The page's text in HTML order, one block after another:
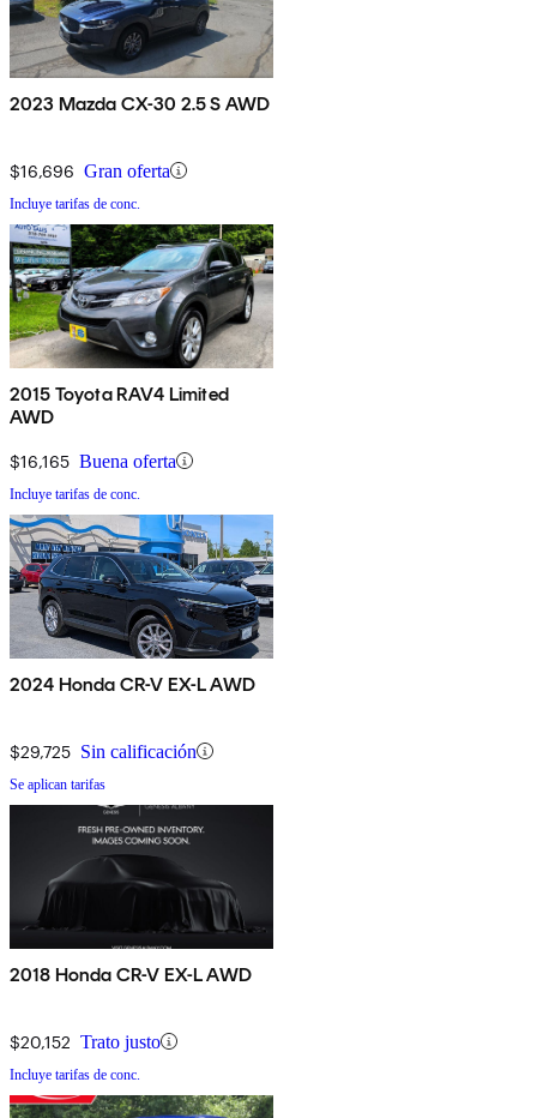
2023 Mazda CX-30 2.5 S AWD
$16,696 Gran oferta
Incluye tarifas de conc.
2015 Toyota RAV4 Limited
AWD
$16,165 Buena oferta
Incluye tarifas de conc.
2024 Honda CR-V EX-L AWD
$29,725 Sin calificación
Se aplican tarifas
2018 Honda CR-V EX-L AWD
$20,152 Trato justo
Incluye tarifas de conc.